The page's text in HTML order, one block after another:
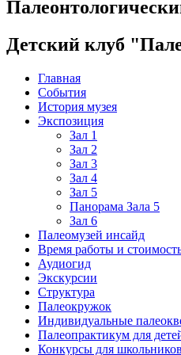
Детский клуб
Главная
События
История музея
Экспозиция
Зал 1
Зал 2
Зал 3
Зал 4
Зал 5
Панорама Зала 5
Зал 6
Палеомузей инсайд
Время работы и
Аудиогид
Экскурсии
Структура
Палеокружок
Индивидуальные
Палеопрактикум для
Конкурсы для школьников